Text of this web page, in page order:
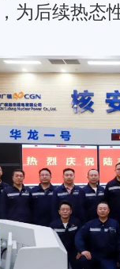
为后续热态